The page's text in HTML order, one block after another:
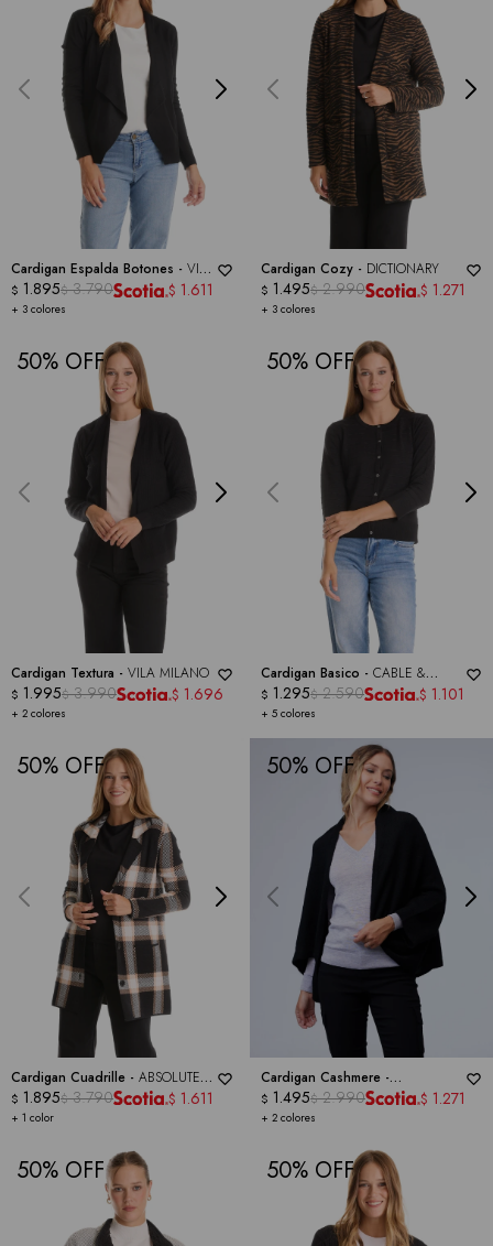
Cardigan Espalda Botones - VILA
MILANO
+ 3 colores
$ 1.895$ 3.790 $ 1.611
Cardigan Cozy - DICTIONARY
+ 3 colores
$ 1.495$ 2.990 $ 1.271
50
Cardigan Textura - VILA MILANO
+ 2 colores
$ 1.995$ 3.990 $ 1.696
50
Cardigan Basico - CABLE &
GAUGE
+ 5 colores
$ 1.295$ 2.590 $ 1.101
50
Cardigan Cuadrille - ABSOLUTELY
FAMOUS
+ 1 color
$ 1.895$ 3.790 $ 1.611
50
Cardigan Cashmere -
BARRINGTON
+ 2 colores
$ 1.495$ 2.990 $ 1.271
50 50